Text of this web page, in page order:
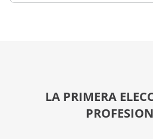
LA PRIMERA